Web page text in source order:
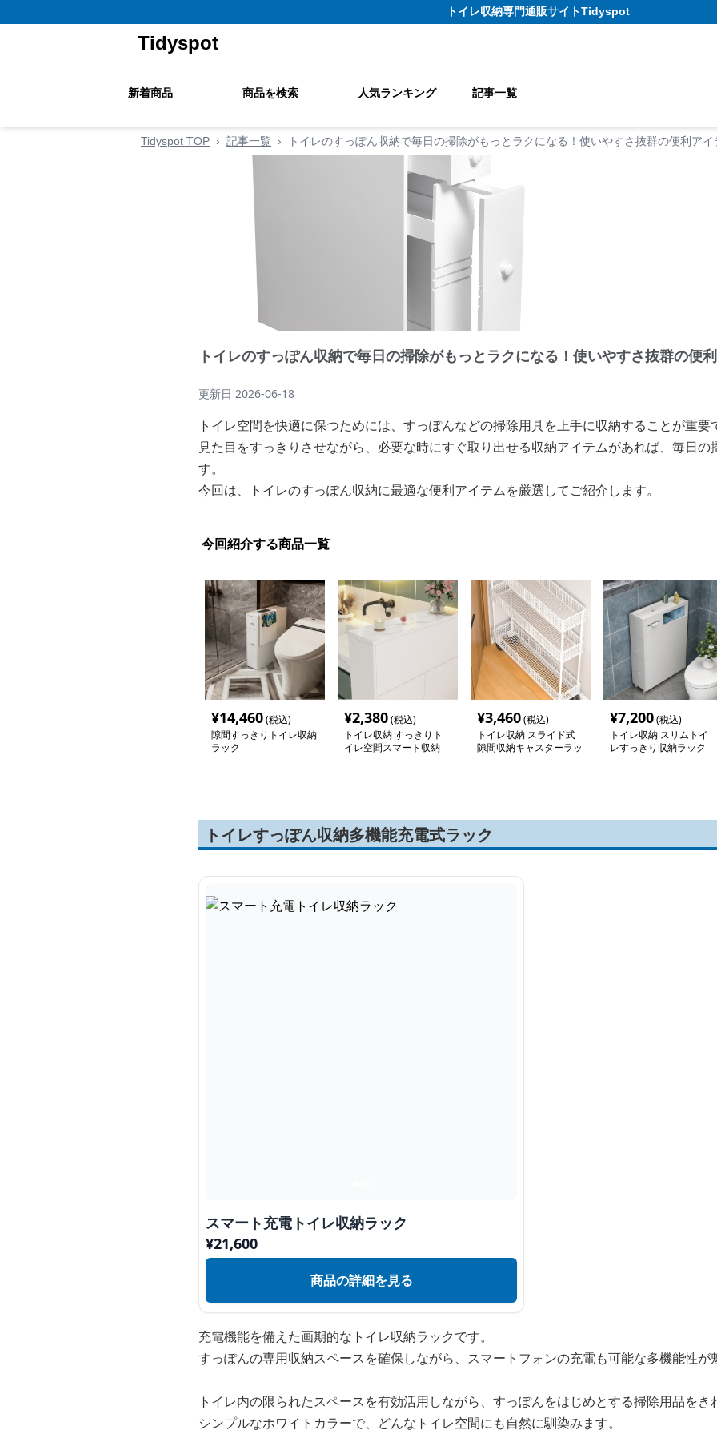
トイレ収納専門通販サイトTidyspot
Tidyspot
新着商品 商品を検索 人気ランキング 記事一覧
Tidyspot TOP › 記事一覧 › トイレのすっぽん収納で毎日の掃除がもっとラクになる！使いやすさ抜群の便利アイ
トイレのすっぽん収納で毎日の掃除がもっとラクになる！使いやすさ抜群の便
更新日 2026-06-18
トイレ空間を快適に保つためには、すっぽんなどの掃除用具を上手に収納することが重要
見た目をすっきりさせながら、必要な時にすぐ取り出せる収納アイテムがあれば、毎日の
す。
今回は、トイレのすっぽん収納に最適な便利アイテムを厳選してご紹介します。
今回紹介する商品一覧
¥14,460(税込)
隙間すっきりトイレ収納
ラック
¥2,380(税込)
トイレ収納 すっきりト
イレ空間スマート収納
¥3,460(税込)
トイレ収納 スライド式
隙間収納キャスターラッ
¥7,200(税込)
トイレ収納 スリムトイ
レすっきり収納ラック
トイレすっぽん収納多機能充電式ラック
スマート充電トイレ収納ラック
¥21,600
商品の詳細を見る
充電機能を備えた画期的なトイレ収納ラックです。
すっぽんの専用収納スペースを確保しながら、スマートフォンの充電も可能な多機能性が
トイレ内の限られたスペースを有効活用しながら、すっぽんをはじめとする掃除用品をき
シンプルなホワイトカラーで、どんなトイレ空間にも自然に馴染みます。